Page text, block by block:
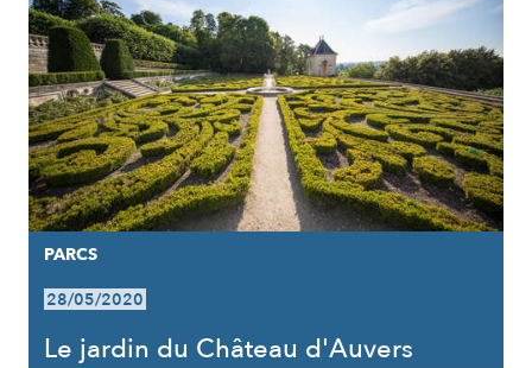
PARCS
28/05/2020
Le jardin du Château d'Auvers